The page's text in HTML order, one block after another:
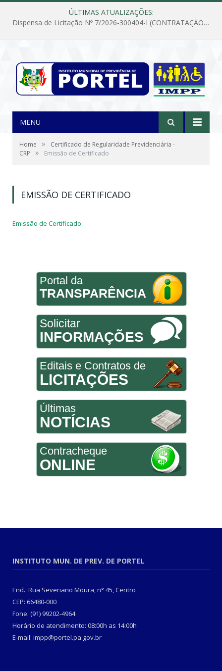
ÚLTIMAS ATUALIZAÇÕES:
Dispensa de Licitação Nº 7/2026-300404-I (CONTRATAÇÃO DE EMPRESA PARA MANUTENÇÃO E REPARAÇÃO DE APARELHOS DE AR CONDICIONADO, EM ATENDIMENTO ÀS NECESSIDADES DO INSTITUTO DE PREVIDÊNCIA MUNICIPAL DE PORTEL/PA)
MENU
Home »
Certificado de Regularidade Previdenciária -
CRP
» Emissão de Certificado
EMISSÃO DE CERTIFICADO
Emissão de Certificado
Portal da
TRANSPARÊNCIA
Solicitar
INFORMAÇÕES
Editais e Contratos de
LICITAÇÕES
Últimas
NOTÍCIAS
Contracheque
ONLINE
INSTITUTO MUN. DE PREV. DE PORTEL
End.: Rua Severiano Moura, n° 45, Centro
CEP: 66480-000
Fone: (91) 99202-4964
Horário de atendimento: 08:00h as 14:00h
E-mail: impp@portel.pa.gov.br